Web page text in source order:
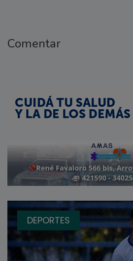
Comentar
DEPORTES